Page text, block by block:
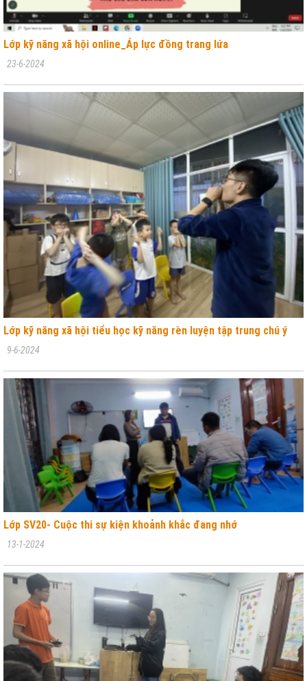
Lớp kỹ năng xã hội online_Áp lực đồng trang lứa
23-6-2024
Lớp kỹ năng xã hội tiểu học kỹ năng rèn luyện tập trung chú ý
9-6-2024
Lớp SV20- Cuộc thi sự kiện khoảnh khắc đang nhớ
13-1-2024